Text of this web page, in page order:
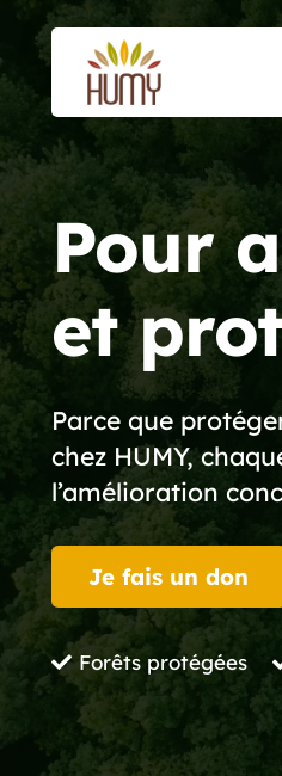
Pour
et
Parce que
chez HUMY,
l’amélioration
Je fais un don
Forêts protégées